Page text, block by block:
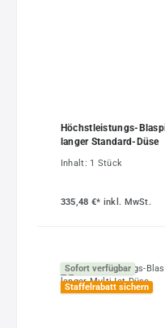
Höchstleistungs-
langer Standard-Düse
Inhalt: 1 Stück
335,48 €* inkl. MwSt.
Sofort verfügbar
Staffelrabatt sichern